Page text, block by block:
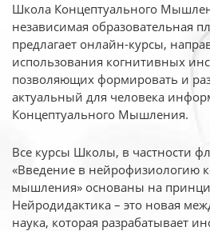
Школа Концептуального
независимая образовательная
предлагает онлайн-курсы,
использования когнитивных
позволяющих формировать и
актуальный для человека
Концептуального Мышления.
Все курсы Школы, в частности
«Введение в нейрофизиологию
мышления» основаны на
Нейродидактика – это новая
наука, которая разрабатывает